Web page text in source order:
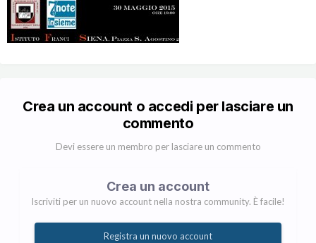
Crea un account o accedi per lasciare un
commento
Devi essere un membro per lasciare un commento
Crea un account
Iscriviti per un nuovo account nella nostra community. È facile!
Registra un nuovo account